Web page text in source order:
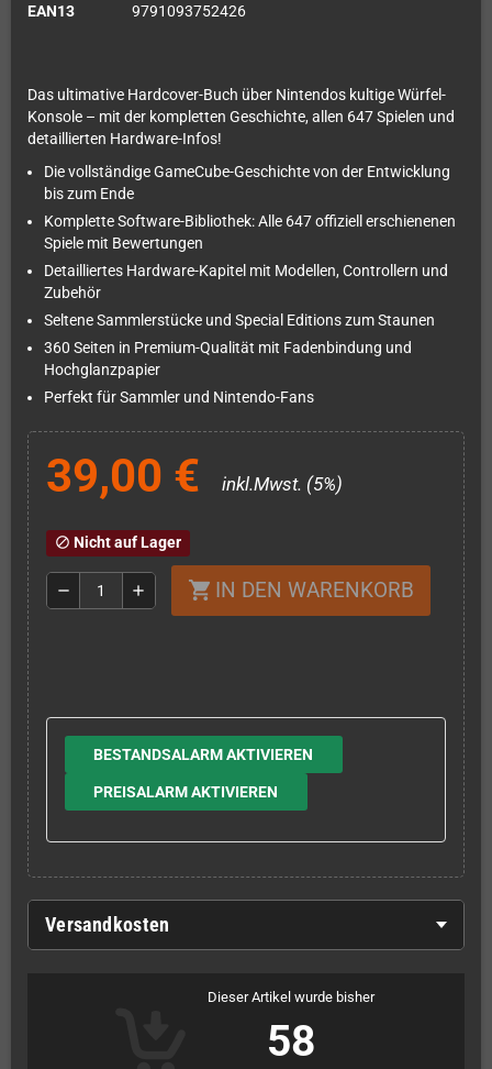
EAN13
9791093752426
Das ultimative Hardcover-Buch über Nintendos kultige Würfel-
Konsole – mit der kompletten Geschichte, allen 647 Spielen und
detaillierten Hardware-Infos!
Die vollständige GameCube-Geschichte von der Entwicklung
bis zum Ende
Komplette Software-Bibliothek: Alle 647 offiziell erschienenen
Spiele mit Bewertungen
Detailliertes Hardware-Kapitel mit Modellen, Controllern und
Zubehör
Seltene Sammlerstücke und Special Editions zum Staunen
360 Seiten in Premium-Qualität mit Fadenbindung und
Hochglanzpapier
Perfekt für Sammler und Nintendo-Fans
39,00 € inkl.Mwst. (5%)
block Nicht auf Lager
remove add shopping_cart IN DEN WARENKORB
BESTANDSALARM AKTIVIEREN
PREISALARM AKTIVIEREN
Versandkosten
Dieser Artikel wurde bisher
58